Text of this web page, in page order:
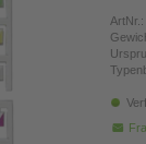
ArtNr.: